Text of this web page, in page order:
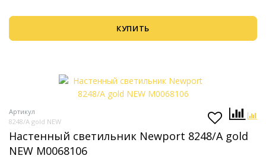
КУПИТЬ
Артикул
8248/A gold NEW
Настенный светильник Newport 8248/A gold
NEW М0068106